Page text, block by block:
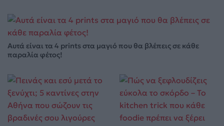
Αυτά είναι τα 4 prints στα μαγιό που θα βλέπεις σε κάθε
παραλία φέτος!